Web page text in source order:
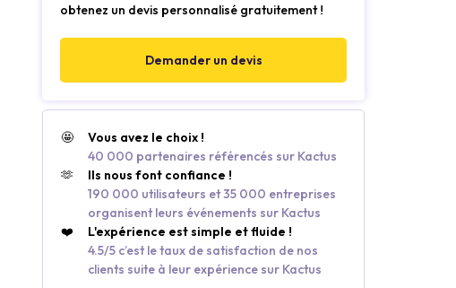
obtenez un devis personnalisé gratuitement !
Demander un devis
🤩
Vous avez le choix !
40 000 partenaires référencés sur Kactus
🫶
Ils nous font confiance !
190 000 utilisateurs et 35 000 entreprises
organisent leurs événements sur Kactus
❤️
L'expérience est simple et fluide !
4.5/5 c’est le taux de satisfaction de nos
clients suite à leur expérience sur Kactus